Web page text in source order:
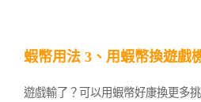
蝦幣用法 3、用蝦幣換遊戲
遊戲輸了？可以用蝦幣好康換更多